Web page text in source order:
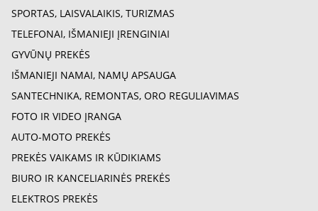
SPORTAS, LAISVALAIKIS, TURIZMAS
TELEFONAI, IŠMANIEJI ĮRENGINIAI
GYVŪNŲ PREKĖS
IŠMANIEJI NAMAI, NAMŲ APSAUGA
SANTECHNIKA, REMONTAS, ORO REGULIAVIMAS
FOTO IR VIDEO ĮRANGA
AUTO-MOTO PREKĖS
PREKĖS VAIKAMS IR KŪDIKIAMS
BIURO IR KANCELIARINĖS PREKĖS
ELEKTROS PREKĖS